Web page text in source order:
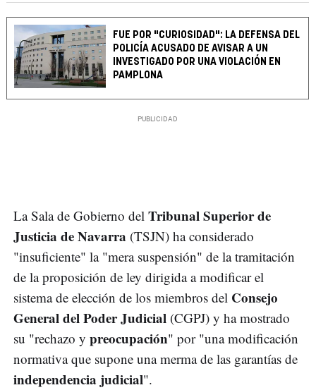
FUE POR "CURIOSIDAD": LA DEFENSA DEL
POLICÍA ACUSADO DE AVISAR A UN
INVESTIGADO POR UNA VIOLACIÓN EN
PAMPLONA
La Sala de Gobierno del Tribunal Superior de
Justicia de Navarra (TSJN) ha considerado
"insuficiente" la "mera suspensión" de la tramitación
de la proposición de ley dirigida a modificar el
sistema de elección de los miembros del Consejo
General del Poder Judicial (CGPJ) y ha mostrado
su "rechazo y preocupación" por "una modificación
normativa que supone una merma de las garantías de
independencia judicial".